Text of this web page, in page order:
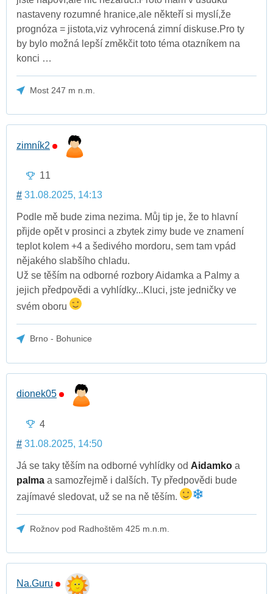
nastaveny rozumné hranice,ale někteří si myslí,že
prognóza = jistota,viz vyhrocená zimní diskuse.Pro ty
by bylo možná lepší změkčit toto téma otazníkem na
konci …
Most 247 m n.m.
zimník2
11
# 31.08.2025, 14:13
Podle mě bude zima nezima. Můj tip je, že to hlavní
přijde opět v prosinci a zbytek zimy bude ve znamení
teplot kolem +4 a šedivého mordoru, sem tam vpád
nějakého slabšího chladu.
Už se těším na odborné rozbory Aidamka a Palmy a
jejich předpovědi a vyhlídky...Kluci, jste jedničky ve
svém oboru
Brno - Bohunice
dionek05
4
# 31.08.2025, 14:50
Já se taky těším na odborné vyhlídky od Aidamko a
palma a samozřejmě i dalších. Ty předpovědi bude
zajímavé sledovat, už se na ně těším.
Rožnov pod Radhoštěm 425 m.n.m.
Na.Guru